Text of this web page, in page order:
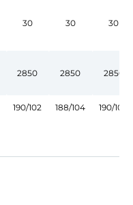
30 30 30
2850 2850 2850
190/102 188/104 190/100